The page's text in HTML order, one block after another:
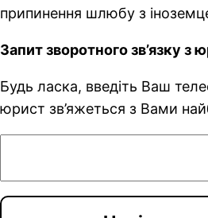
припинення шлюбу з
Запит зворотного зв’язку з
Будь ласка, введіть Ваш
юрист зв’яжеться з Вами